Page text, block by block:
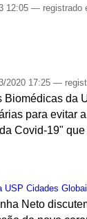
12:05— registrado
2020 17:25—
da
para evitar
Covid-19"
USP Cidades
Neto